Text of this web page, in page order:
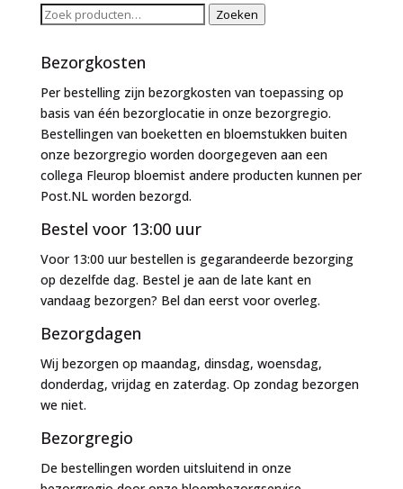
Zoeken
Zoeken
Bezorgkosten
Per bestelling zijn bezorgkosten van toepassing op
basis van één bezorglocatie in onze bezorgregio.
Bestellingen van boeketten en bloemstukken buiten
onze bezorgregio worden doorgegeven aan een
collega Fleurop bloemist andere producten kunnen per
Post.NL worden bezorgd.
Bestel voor 13:00 uur
Voor 13:00 uur bestellen is gegarandeerde bezorging
op dezelfde dag. Bestel je aan de late kant en
vandaag bezorgen? Bel dan eerst voor overleg.
Bezorgdagen
Wij bezorgen op maandag, dinsdag, woensdag,
donderdag, vrijdag en zaterdag. Op zondag bezorgen
we niet.
Bezorgregio
De bestellingen worden uitsluitend in onze